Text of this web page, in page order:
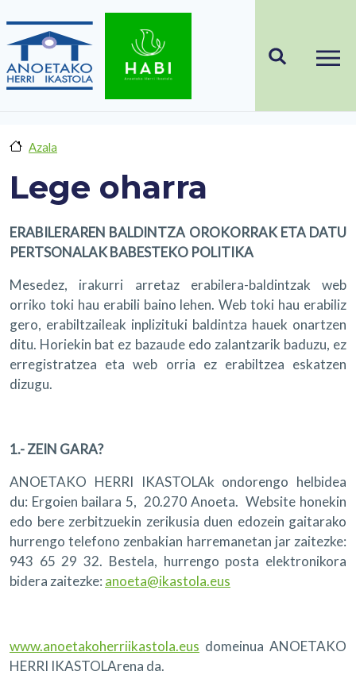
Azala
Lege oharra
ERABILERAREN BALDINTZA OROKORRAK ETA DATU
PERTSONALAK BABESTEKO POLITIKA
Mesedez, irakurri arretaz erabilera-baldintzak web
orriko toki hau erabili baino lehen. Web toki hau erabiliz
gero, erabiltzaileak inplizituki baldintza hauek onartzen
ditu. Horiekin bat ez bazaude edo zalantzarik baduzu, ez
erregistratzea eta web orria ez erabiltzea eskatzen
dizugu.
1.- ZEIN GARA?
ANOETAKO HERRI IKASTOLAk ondorengo helbidea
du: Ergoien bailara 5, 20.270 Anoeta. Website honekin
edo bere zerbitzuekin zerikusia duen edozein gaitarako
hurrengo telefono zenbakian harremanetan jar zaitezke:
943 65 29 32. Bestela, hurrengo posta elektronikora
bidera zaitezke: anoeta@ikastola.eus
www.anoetakoherriikastola.eus domeinua ANOETAKO
HERRI IKASTOLArena da.